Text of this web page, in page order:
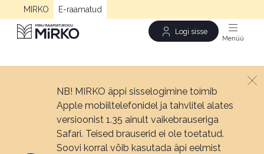
MIRKO E-raamatud
Logi sisse
NB! MIRKO äppi sisselogimine toimib
Apple mobiiltelefonidel ja tahvlitel alates
versioonist 1.35 ainult vaikebrauseriga
Safari. Teised brauserid ei ole toetatud.
Soovi korral võib kasutada äpi eelmist